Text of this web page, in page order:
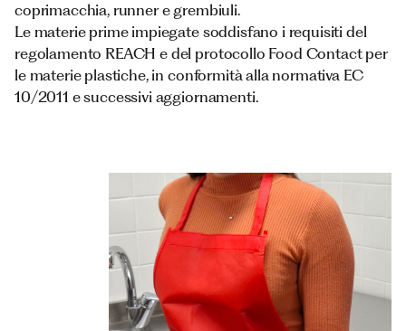
coprimacchia, runner e grembiuli.
Le materie prime impiegate soddisfano i requisiti del
regolamento REACH e del protocollo Food Contact per
le materie plastiche, in conformità alla normativa EC
10/2011 e successivi aggiornamenti.